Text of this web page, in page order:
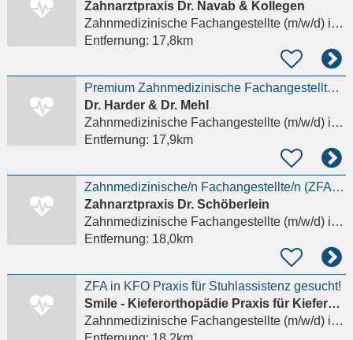
Zahnarztpraxis Dr. Navab & Kollegen
Zahnmedizinische Fachangestellte (m/w/d)in München, Bogenhausen
Entfernung: 17,8km
Premium Zahnmedizinische Fachangestellte (m/w/d)
Dr. Harder & Dr. Mehl
Zahnmedizinische Fachangestellte (m/w/d)in München, Neuhausen
Entfernung: 17,9km
Zahnmedizinische/n Fachangestellte/n (ZFA) (m/w/d) in Vollzeit gesucht
Zahnarztpraxis Dr. Schöberlein
Zahnmedizinische Fachangestellte (m/w/d)in München, Neuhausen
Entfernung: 18,0km
ZFA in KFO Praxis für Stuhlassistenz gesucht!
Smile - Kieferorthopädie Praxis für Kieferorthopädie Dr. Lena Pöhlmann
Zahnmedizinische Fachangestellte (m/w/d)in München, Laim